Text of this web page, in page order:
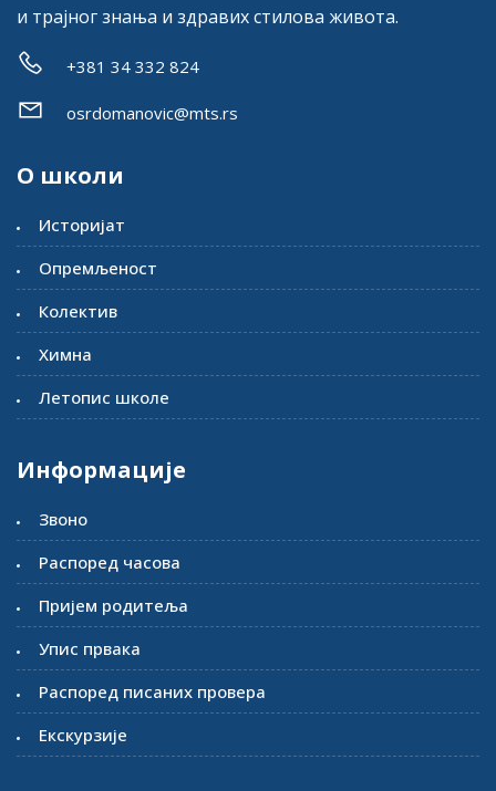
и трајног знања и здравих стилова живота.
+381 34 332 824
osrdomanovic@mts.rs
О школи
Историјат
Опремљеност
Колектив
Химна
Летопис школе
Информације
Звоно
Распоред часова
Пријем родитеља
Упис првака
Распоред писаних провера
Екскурзије